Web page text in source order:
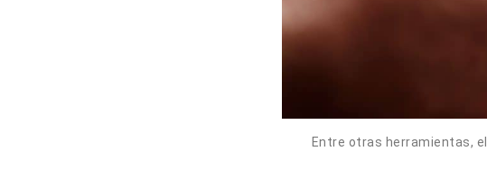
Entre otras herramientas,